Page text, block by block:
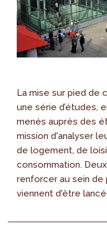
La mise sur pied
une série d’études,
menés auprès des
mission d'analyser
de logement, de
consommation.
renforcer au sein
viennent d'être